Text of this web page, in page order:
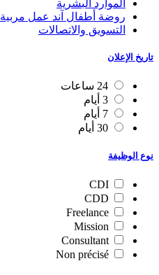
الموارد البشرية
روضة أطفال آند عمل مربية
التسويق والاتصالات
تاريخ الإعلان
24 ساعات
3 أيام
7 أيام
30 أيام
نوع الوظيفة
CDI
CDD
Freelance
Mission
Consultant
Non précisé